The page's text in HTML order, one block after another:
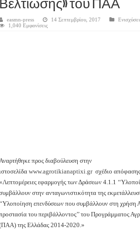
Tακτική Γενική Συνέλευση του
Βελτίωσης» του ΠΑΑ
easmn-press 14 Σεπτεμβρίου, 2017
1,040 Εμφανίσεις
προς διαβούλευση στην
www.agrotikianaptixi.grσχέδιο απόφασης
εφαρμογής των Δράσεων 4.1.1
στην ανταγωνιστικότητα της
‘‘Υλοποίηση επενδύσεων που συμβάλλουν στη
του περιβάλλοντος’’ του Προγράμματος
της Ελλάδας 2014-2020.»